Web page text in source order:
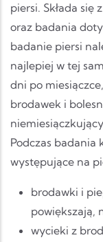
piersi. Składa
oraz badania
badanie piersi
najlepiej w tej
dni po
brodawek i
Podczas badania
występujące na
brodawki i
powiększają,
wycieki z